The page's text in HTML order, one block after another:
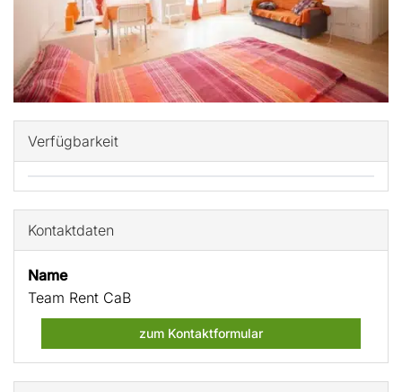
Verfügbarkeit
Kontaktdaten
Name
Team Rent CaB
zum Kontaktformular